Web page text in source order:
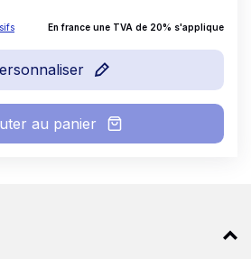
En france une TVA de 20% s'applique
au panier